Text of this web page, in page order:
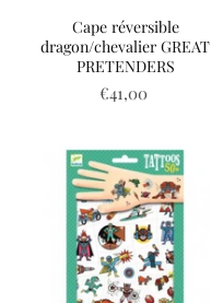
Cape réversible
dragon/chevalier GREAT
PRETENDERS
€41,00